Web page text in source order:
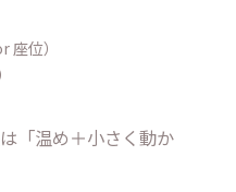
位）
「温め＋小さく動か